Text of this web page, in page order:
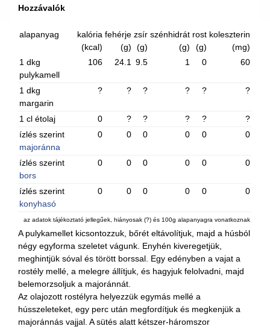
Hozzávalók
alapanyag
kalória
(kcal)
fehérje
(g)
zsír
(g)
szénhidrát
(g)
rost
(g)
koleszterin
(mg)
1 dkg
pulykamell
106 24.1 9.5 1 0 60
1 dkg
margarin
? ? ? ? ? ?
1 cl étolaj 0 ? ? ? ?
?
ízlés szerint
majoránna
0 0 0 0 0 0
ízlés szerint
bors
0 0 0 0 0 0
ízlés szerint
konyhasó
0 0 0 0 0 0
az adatok tájékoztató jellegűek, hiányosak (?) és 100g alapanyagra vonatkoznak
A pulykamellet kicsontozzuk, bőrét eltávolítjuk, majd a húsból
négy egyforma szeletet vágunk. Enyhén kiveregetjük,
meghintjük sóval és törött borssal. Egy edényben a vajat a
rostély mellé, a melegre állítjuk, és hagyjuk felolvadni, majd
belemorzsoljuk a majoránnát.
Az olajozott rostélyra helyezzük egymás mellé a
hússzeleteket, egy perc után megfordítjuk és megkenjük a
majoránnás vajjal. A sütés alatt kétszer-háromszor